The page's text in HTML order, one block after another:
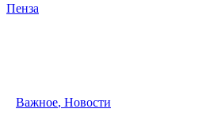
Пенза
Важное, Новости